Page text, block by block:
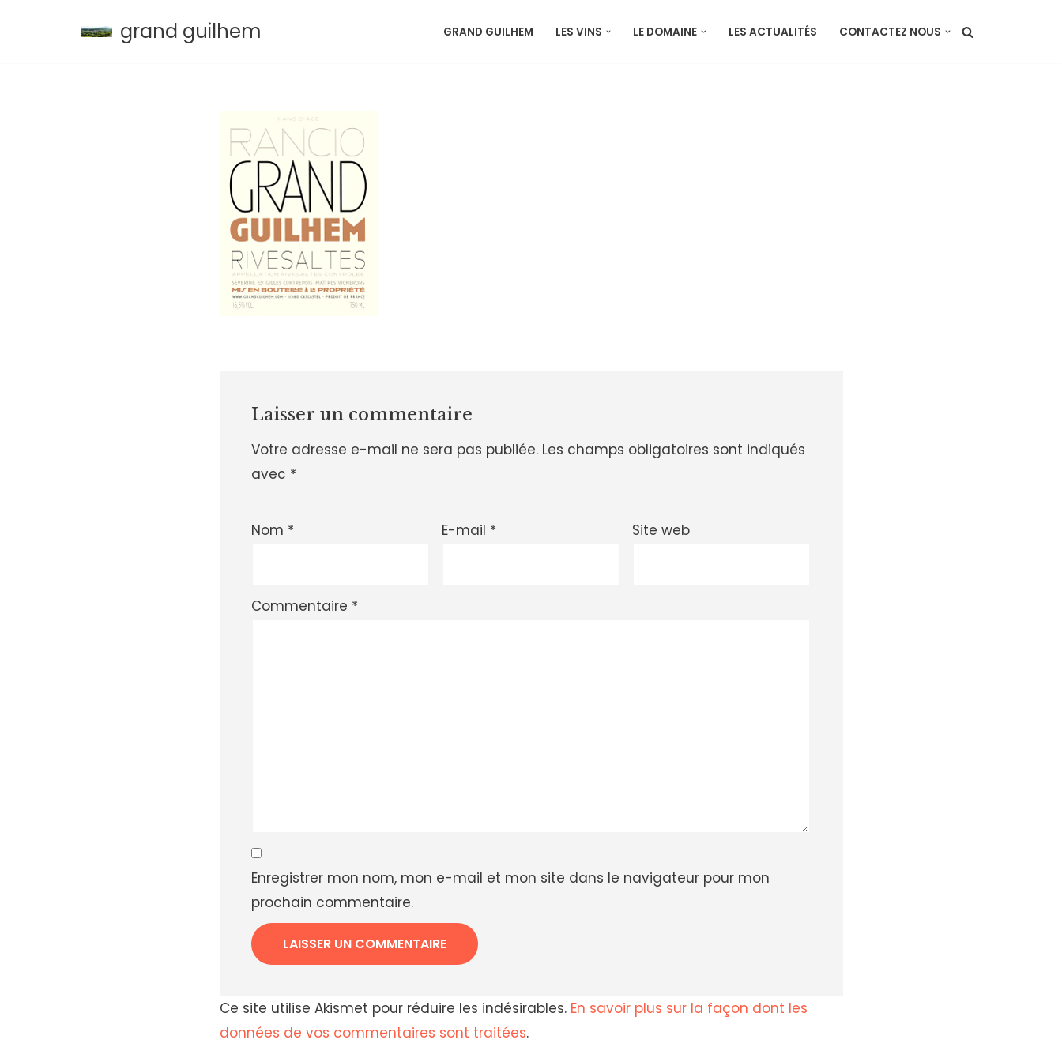
grand guilhem GRAND GUILHEM LES VINS LE DOMAINE LES ACTUALITÉS CONTACTEZ NOUS
Laisser un commentaire
Votre adresse e-mail ne sera pas publiée. Les champs obligatoires sont indiqués
avec *
Nom * E-mail * Site web
Commentaire *
Enregistrer mon nom, mon e-mail et mon site dans le navigateur pour mon
prochain commentaire.
Ce site utilise Akismet pour réduire les indésirables. En savoir plus sur la façon dont les
données de vos commentaires sont traitées.